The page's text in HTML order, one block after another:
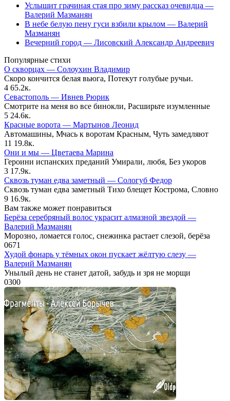
Услышит грачиная стая про зиму рассказ очевидца —
Валерий Мазманян
В небе белую пену гуси взбили крылом — Валерий
Мазманян
Вечерний город — Лисовский Александр Андреевич
Популярные стихи
О скворцах — Солоухин Владимир
Скоро кончится белая вьюга, Потекут голубые ручьи.
4 65.2к.
Севастополь — Ивнев Рюрик
Смотрите на меня во все бинокли, Расширьте изумленные
5 24.6к.
Красные ворота — Мартынов Леонид
Автомашины, Мчась к воротам Красным, Чуть замедляют
11 19.8к.
Они и мы — Цветаева Марина
Героини испанских преданий Умирали, любя, Без укоров
3 17.9к.
Сквозь туман едва заметный — Сологуб Федор
Сквозь туман едва заметный Тихо блещет Кострома, Словно
9 16.9к.
Вам также может понравиться
Берёза серебряный волос украсит алмазной звездой —
Валерий Мазманян
Морозно, ломается голос, снежинка растает слезой, берёза
0671
Худой фонарь у тёмных окон пускает жёлтую слезу —
Валерий Мазманян
Унылый день не станет датой, забудь и зря не морщи
0300